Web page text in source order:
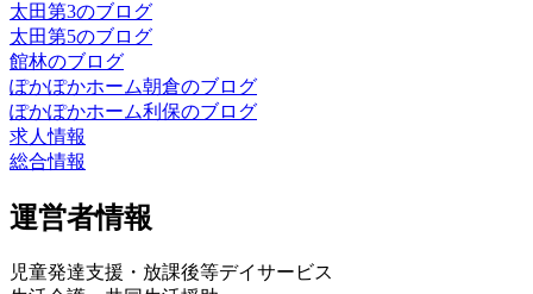
太田第3のブログ
太田第5のブログ
館林のブログ
ぽかぽかホーム朝倉のブログ
ぽかぽかホーム利保のブログ
求人情報
総合情報
運営者情報
児童発達支援・放課後等デイサービス